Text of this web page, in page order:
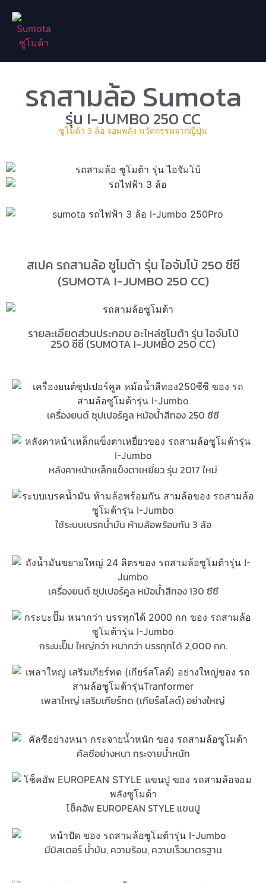
รถสามล้อ Sumota
รุ่น I-JUMBO 250 CC
ซูโมต้า 3 ล้อ จอมพลัง นวัตกรรมจากญี่ปุ่น
สเปค รถสามล้อ ซูโมต้า รุ่น ไอจัมโบ้ 250 ซีซี
(SUMOTA I-JUMBO 250 CC)
รายละเอียดส่วนประกอบ อะไหล่ซูโมต้า รุ่น ไอจัมโบ้
250 ซีซี (SUMOTA I-JUMBO 250 CC)
เครื่องยนต์ ซุปเปอร์คูล หม้อน้ำสีทอง 250 ซีซี
หลังคาหน้าเหล็กแข็งตาเหยี่ยว รุ่น 2017 ใหม่
ใช้ระบบเบรคน้ำมัน ห้ามล้อพร้อมกัน 3 ล้อ
เครื่องยนต์ ซุปเปอร์คูล หม้อน้ำสีทอง 130 ซีซี
กระบะปั๊ม ใหญ่กว่า หนากว่า บรรทุกได้ 2,000 กก.
เพลาใหญ่ เสริมเกียร์ทด (เกียร์สโลด์) อย่างใหญ่
คัลซีอย่างหนา กระจายน้ำหนัก
โช็คอัพ EUROPEAN STYLE แขนปู
มีมิสเตอร์ น้ำมัน, ความร้อน, ความเร็วมาตรฐาน